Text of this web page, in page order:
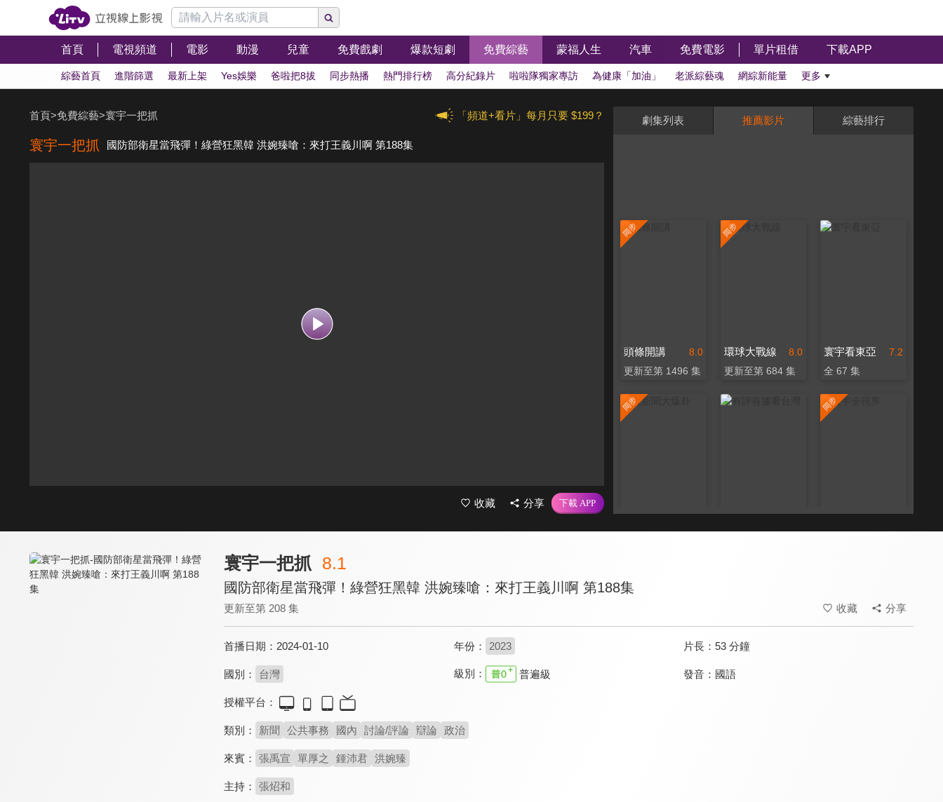
首頁 電視頻道 電影 動漫 兒童 免費戲劇 爆款短劇 免費綜藝 蒙福人生 汽車 免費電影 單片租借 下載APP
綜藝首頁 進階篩選 最新上架 Yes娛樂 爸啦把8拔 同步熱播 熱門排行榜 高分紀錄片 啦啦隊獨家專訪 為健康「加油」 老派綜藝魂 網綜新能量 更多
「頻道+看片」每月只要 $199？
首頁>免費綜藝>寰宇一把抓
寰宇一把抓 國防部衛星當飛彈！綠營狂黑韓 洪婉臻嗆：來打王義川啊 第188集
收藏 分享
劇集列表 推薦影片 綜藝排行
8.0
頭條開講
更新至第 1496 集
8.0
環球大戰線
更新至第 684 集
7.2
寰宇看東亞
全 67 集
寰宇一把抓 8.1
國防部衛星當飛彈！綠營狂黑韓 洪婉臻嗆：來打王義川啊 第188集
更新至第 208 集 收藏 分享
首播日期： 2024-01-10 年份： 2023 片長：53 分鐘
國別： 台灣 級別： 普遍級 發音： 國語
授權平台：
類別： 新聞 公共事務 國內 討論/評論 辯論 政治
來賓： 張禹宣 單厚之 鍾沛君 洪婉臻
主持： 張炤和